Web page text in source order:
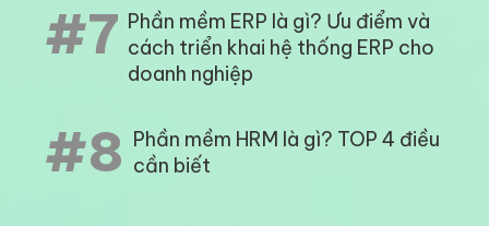
#7 Phần mềm ERP là gì? Ưu điểm và
cách triển khai hệ thống ERP cho
doanh nghiệp
#8 Phần mềm HRM là gì? TOP 4 điều
cần biết